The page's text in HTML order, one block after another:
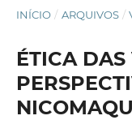
INÍCIO / ARQUIVOS /
ÉTICA